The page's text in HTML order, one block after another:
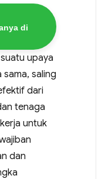
di
upaya
saling
dari
tenaga
untuk
dan